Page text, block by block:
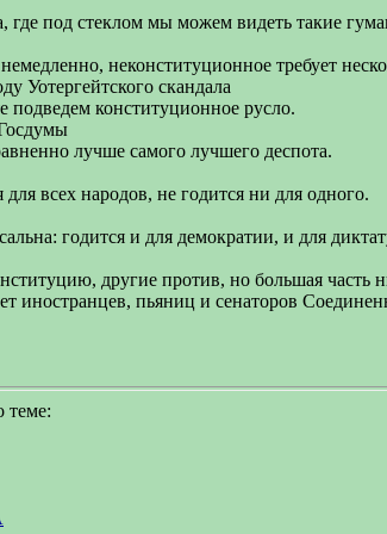
где под стеклом мы можем видеть такие
неконституционное требует
Уотергейтского скандала
подведем конституционное русло.
лучше самого лучшего деспота.
всех народов, не годится ни для одного.
годится и для демократии, и для
другие против, но большая часть
иностранцев, пьяниц и сенаторов
теме: